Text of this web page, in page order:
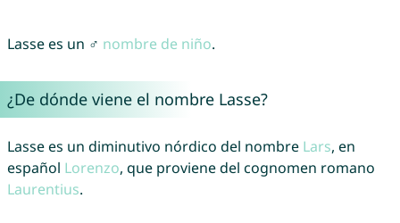
Lasse es un ♂ nombre de niño.
¿De dónde viene el nombre Lasse?
Lasse es un diminutivo nórdico del nombre Lars, en
español Lorenzo, que proviene del cognomen romano
Laurentius.